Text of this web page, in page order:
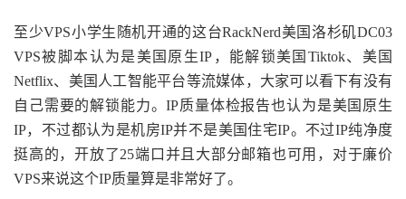
至少VPS小学生随机开通的这台RackNerd美国洛杉矶DC03
VPS被脚本认为是美国原生IP，能解锁美国Tiktok、美国
Netflix、美国人工智能平台等流媒体，大家可以看下有没有
自己需要的解锁能力。IP质量体检报告也认为是美国原生
IP，不过都认为是机房IP并不是美国住宅IP。不过IP纯净度
挺高的， 开放了25端口并且大部分邮箱也可用 ，对于廉价
VPS来说这个IP质量算是非常好了。